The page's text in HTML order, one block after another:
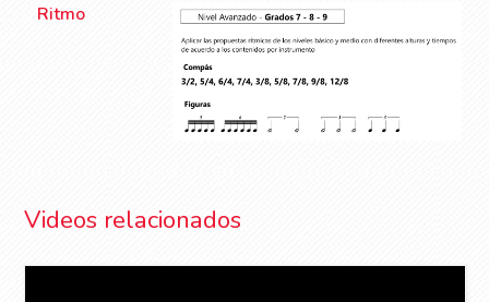
Ritmo
Videos relacionados